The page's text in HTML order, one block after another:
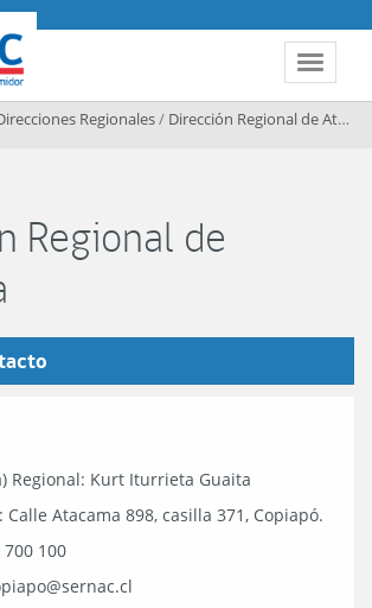
Toggle
Regionales/ Dirección Regional de Atacama
compartir
Regional de
Regional: Kurt Iturrieta Guaita
Calle Atacama 898, casilla 371, Copiapó.
700 100